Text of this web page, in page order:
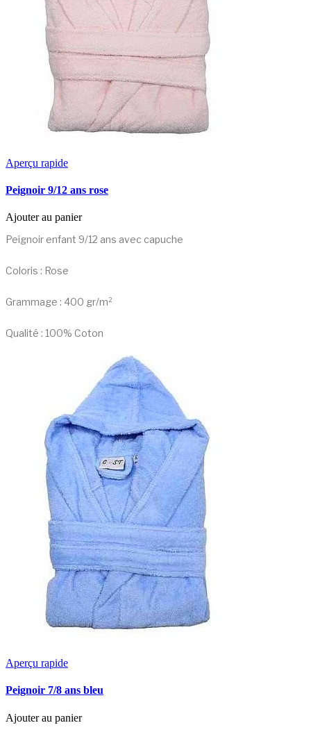
Aperçu rapide
Peignoir 9/12 ans rose
Ajouter au panier
Peignoir enfant 9/12 ans avec capuche
Coloris : Rose
Grammage : 400 gr/m²
Qualité : 100% Coton
Aperçu rapide
Peignoir 7/8 ans bleu
Ajouter au panier